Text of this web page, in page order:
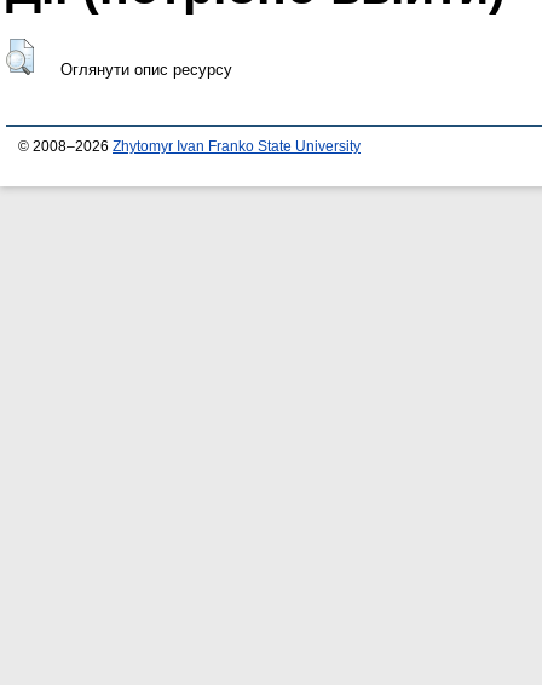
Оглянути опис ресурсу
© 2008–2026 Zhytomyr Ivan Franko State University